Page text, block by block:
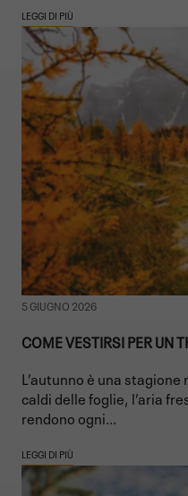
LEGGI DI PIÙ
5 GIUGNO 2026
COME VESTIRSI PER UN
L’autunno è una
caldi delle foglie, l’aria
rendono ogni...
LEGGI DI PIÙ